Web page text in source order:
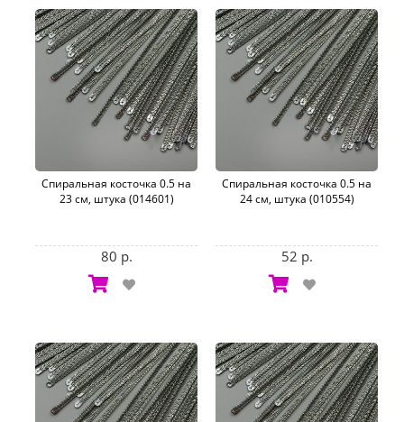
Спиральная косточка 0.5 на
23 см, штука (014601)
80 р.
Спиральная косточка 0.5 на
24 см, штука (010554)
52 р.